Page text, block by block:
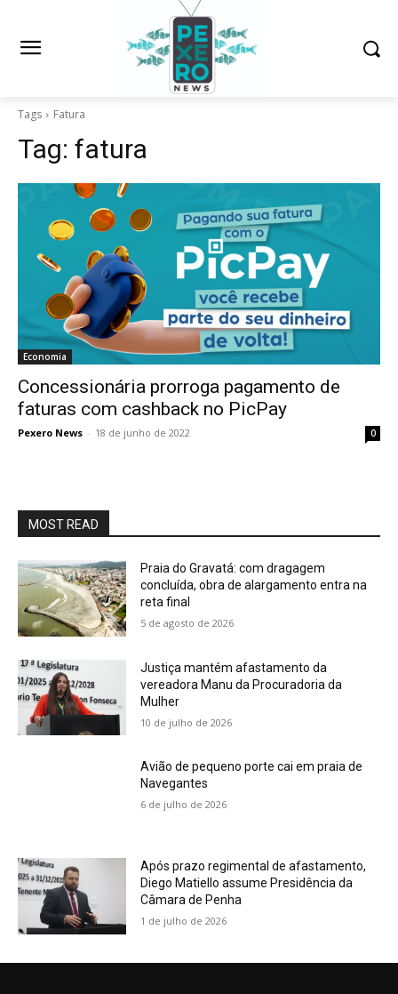
Tags Fatura
Tag: fatura
Economia
Concessionária prorroga pagamento de
faturas com cashback no PicPay
Pexero News - 18 de junho de 2022 0
MOST READ
Praia do Gravatá: com dragagem
concluída, obra de alargamento entra na
reta final
5 de agosto de 2026
Justiça mantém afastamento da
vereadora Manu da Procuradoria da
Mulher
10 de julho de 2026
Avião de pequeno porte cai em praia de
Navegantes
6 de julho de 2026
Após prazo regimental de afastamento,
Diego Matiello assume Presidência da
Câmara de Penha
1 de julho de 2026